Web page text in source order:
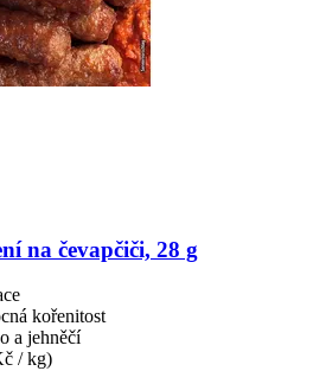
na čevapčiči, 28 g
kořenitost
a jehněčí
/ kg)